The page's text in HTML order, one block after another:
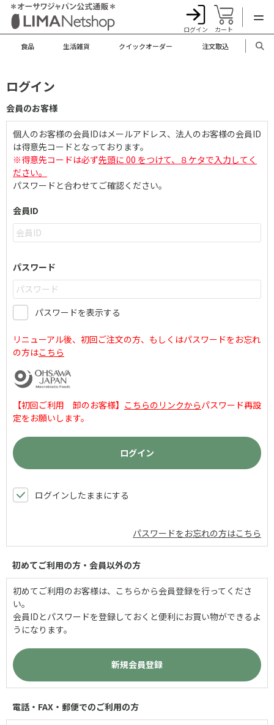
ログイン カート
食品 生活雑貨 クイックオーダー 注文取込
ログイン
会員のお客様
個人のお客様の会員IDはメールアドレス、法人のお客様の会員ID
は得意先コードとなっております。
※得意先コードは必ず先頭に 00 をつけて、８ケタで入力してく
ださい。
パスワードと合わせてご確認ください。
会員ID
パスワード
パスワードを表示する
リニューアル後、初回ご注文の方、もしくはパスワードをお忘れ
の方はこちら
【初回ご利用 卸のお客様】 こちらのリンクからパスワード再設
定をお願いします。
ログインしたままにする
パスワードをお忘れの方はこちら
初めてご利用の方・会員以外の方
初めてご利用のお客様は、こちらから会員登録を行ってくださ
い。
会員IDとパスワードを登録しておくと便利にお買い物ができるよ
うになります。
電話・FAX・郵便でのご利用の方